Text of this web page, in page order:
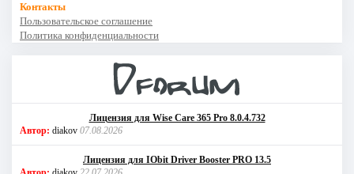
Контакты
Пользовательское соглашение
Политика конфиденциальности
Лицензия для Wise Care 365 Pro 8.0.4.732
Автор: diakov 07.08.2026
Лицензия для IObit Driver Booster PRO 13.5